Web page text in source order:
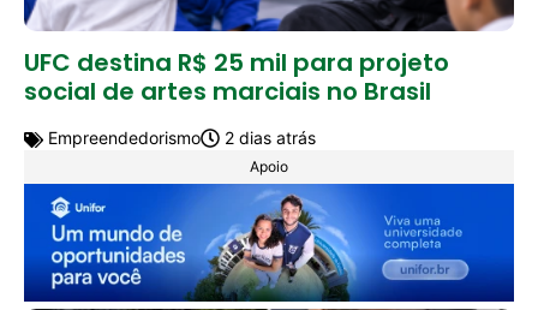
UFC destina R$ 25 mil para projeto
social de artes marciais no Brasil
Empreendedorismo 2 dias atrás
Apoio